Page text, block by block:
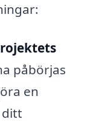
påbörjas
en
ditt